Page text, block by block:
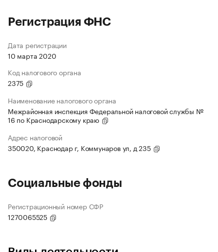
Регистрация ФНС
Дата регистрации
10 марта 2020
Код налогового органа
2375
Наименование налогового органа
Межрайонная инспекция Федеральной налоговой службы №
16 по Краснодарскому краю
Адрес налоговой
350020, Краснодар г, Коммунаров ул, д 235
Социальные фонды
Регистрационный номер СФР
1270065525